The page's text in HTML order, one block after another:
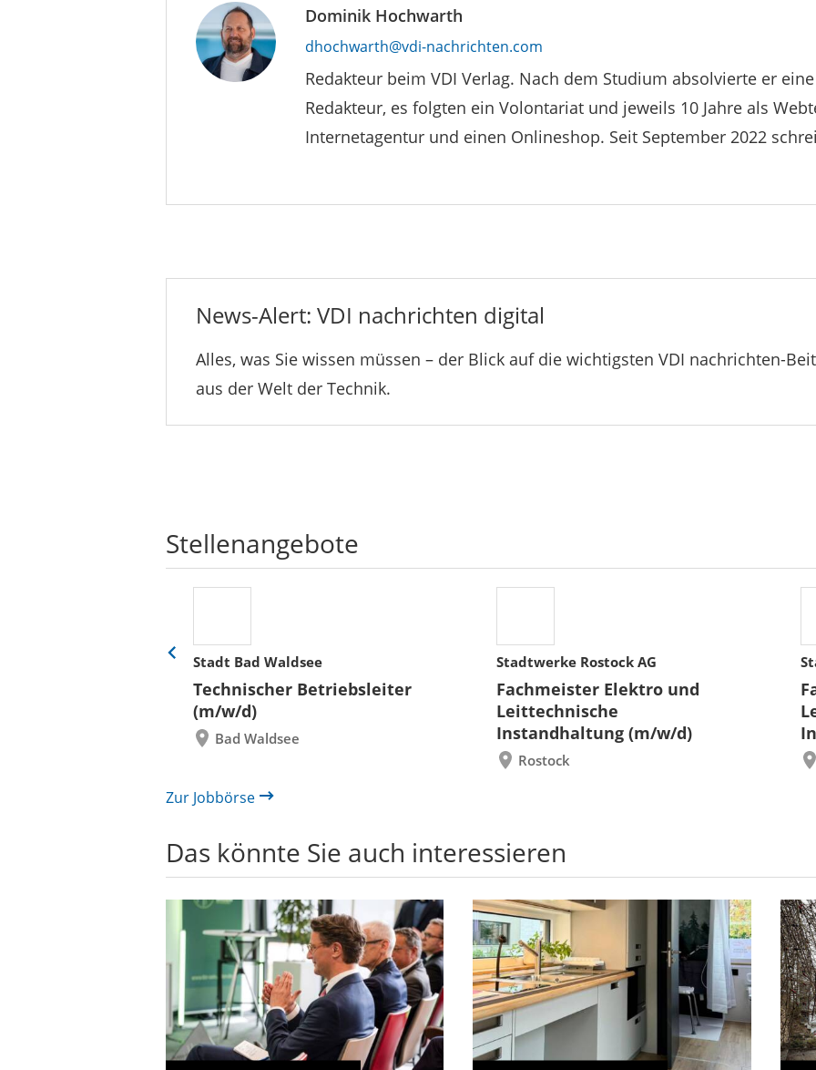
Dominik Hochwarth
dhochwarth@vdi-nachrichten.com
Redakteur beim VDI Verlag. Nach dem Studium absolvierte er
Redakteur, es folgten ein Volontariat und jeweils 10 Jahre als
Internetagentur und einen Onlineshop. Seit September 2022
News-Alert: VDI nachrichten digital
Alles, was Sie wissen müssen – der Blick auf die wichtigsten VDI nachrichten-
aus der Welt der Technik.
Stellenangebote
Stadt Bad Waldsee
Technischer Betriebsleiter
(m/w/d)
Bad Waldsee
Stadtwerke Rostock AG
Fachmeister Elektro und
Leittechnische
Instandhaltung (m/w/d)
Rostock
Eine
zurück
Zur Jobbörse
Das könnte Sie auch interessieren